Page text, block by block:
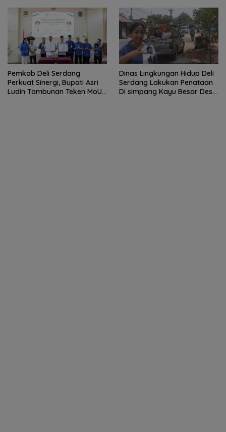
Pemkab Deli Serdang
Perkuat Sinergi, Bupati Asri
Ludin Tambunan Teken MoU
Dinas Lingkungan Hidup Deli
Serdang Lakukan Penataan
Di simpang Kayu Besar Desa